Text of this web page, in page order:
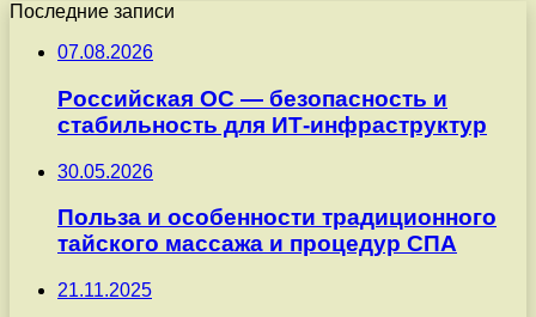
Последние записи
07.08.2026
Российская ОС — безопасность и
стабильность для ИТ-инфраструктур
30.05.2026
Польза и особенности традиционного
тайского массажа и процедур СПА
21.11.2025